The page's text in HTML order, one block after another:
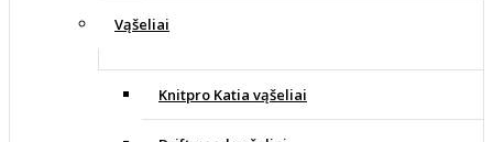
Vąšeliai
Knitpro Katia vąšeliai